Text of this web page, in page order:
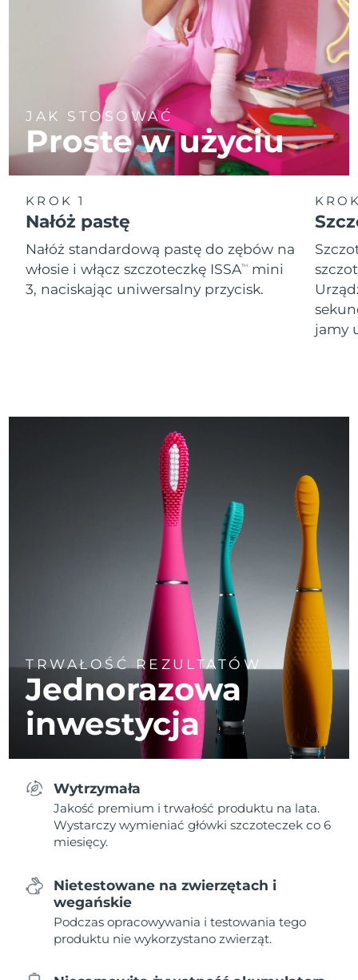
JAK STOSOWAĆ
Proste w użyciu
KROK 1
Nałóż pastę
Nałóż standardową pastę do zębów na
włosie i włącz szczoteczkę ISSATM
mini
3, naciskając uniwersalny przycisk.
jamy
TRWAŁOŚĆ REZULTATÓW
Jednorazowa
inwestycja
Wytrzymała
Jakość premium i trwałość produktu na lata.
Wystarczy wymieniać główki szczoteczek co 6
miesięcy.
Nietestowane na zwierzętach i
wegańskie
Podczas opracowywania i testowania tego
produktu nie wykorzystano zwierząt.